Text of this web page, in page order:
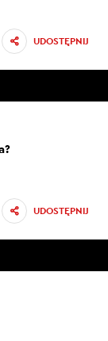
UDOSTĘPNIJ
UDOSTĘPNIJ